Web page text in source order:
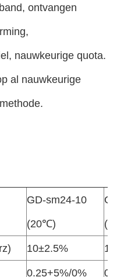
ontvangen
nauwkeurige quota.
al nauwkeurige
GD-sm24-10
(20℃)
10±2.5%
0.25+5%/0%